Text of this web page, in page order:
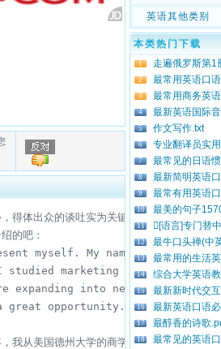
得体出众的谈吐实为关键所在。
的吧：
myself. My name is Jennifer
marketing as an
expanding into new
great opportunity. I look
从美国德州大学的商学院得到企管硕士
英语其他类别
本类热门下载
1 走遍俄罗斯第1
2 最常用英语口
3 最常用商务英
4 最新英语国际
5 作文写作.txt
6 专业翻译员实
7 最常见的日语
8 最新简明英语
9 最常有用英语
10 最美的句子
11 [语言]专门替
12 最牛口头禅(中
13 最常用的生活
14 综合大学英语
15 最新新时代交
16 最新英语口语
17 最醇香的诗歌
18 最常见的英语